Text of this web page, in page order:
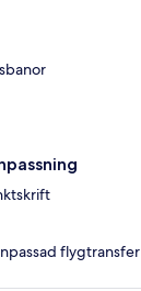
flygtransfer